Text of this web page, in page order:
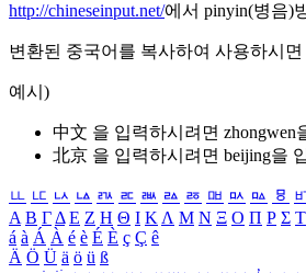
http://chineseinput.net/에서 pinyin(병음)
변환된 중국어를 복사하여 사용하시면
예시)
中文 을 입력하시려면 zhongwen
北京 을 입력하시려면 beijing을
ㅥ ㅦ ㅧ ㅨ ㅩ ㅪ ㅫ ㅬ ㅭ ㅮ ㅯ ㅰ ㅱ
Α Β ΓΔ Ε Ζ Η Θ Ι ΚΛ Μ Ν Ξ Ο Π Ρ Σ Τ
á à Á À é è É È ç Ç ê
Ä Ö Ü ä ö ü ß